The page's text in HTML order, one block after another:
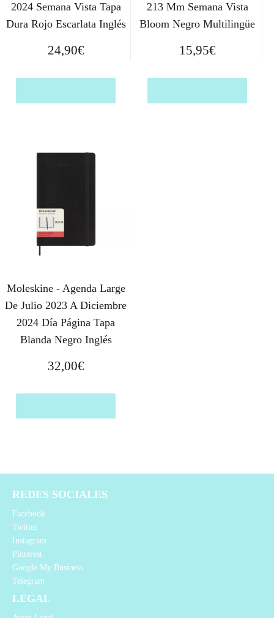
2024 Semana Vista Tapa
Dura Rojo Escarlata Inglés
24,90€
213 Mm Semana Vista
Bloom Negro Multilingüe
15,95€
Moleskine - Agenda Large
De Julio 2023 A Diciembre
2024 Día Página Tapa
Blanda Negro Inglés
32,00€
REDES SOCIALES
Facebook
Twitter
Instagram
Pinterest
Google My Business
Telegram
LEGAL